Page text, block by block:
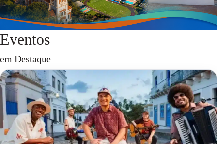
Eventos
em Destaque